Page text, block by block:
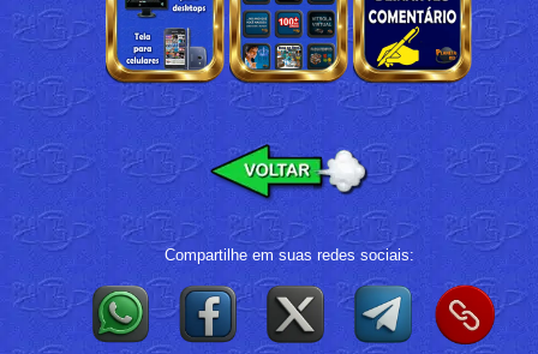
Compartilhe em suas redes sociais: